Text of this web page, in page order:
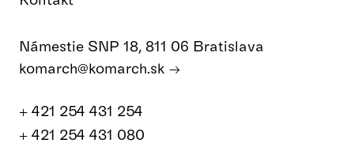
Námestie SNP 18, 811 06 Bratislava
komarch@komarch.sk
+ 421 254 431 254
+ 421 254 431 080